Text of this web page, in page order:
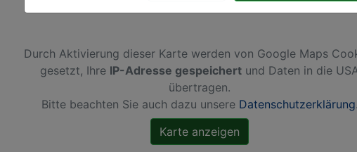
Durch Aktivierung dieser Karte werden von Google Maps
gesetzt, Ihre IP-Adresse gespeichert und Daten in die
übertragen.
Bitte beachten Sie auch dazu unsere Datenschutzerklärung